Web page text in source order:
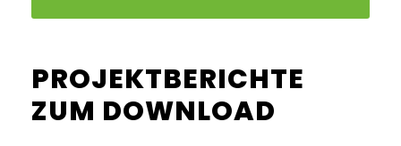
PROJEKTBERICHTE
ZUM DOWNLOAD